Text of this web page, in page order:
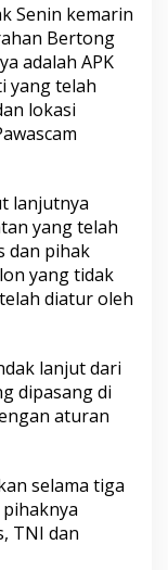
Senin kemarin
Bertong
adalah APK
yang telah
lokasi
lanjutnya
yang telah
dan pihak
yang tidak
diatur oleh
lanjut dari
dipasang di
aturan
selama tiga
TNI dan